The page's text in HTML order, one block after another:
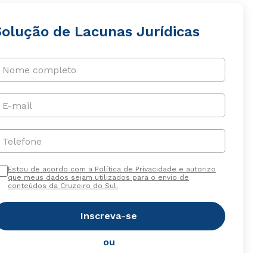
de Lacunas Jurídicas
Nome completo
E-mail
Telefone
Estou de acordo com a Política de Privacidade e autorizo
que meus dados sejam utilizados para o envio de
conteúdos da Cruzeiro do Sul.
Inscreva-se
ou